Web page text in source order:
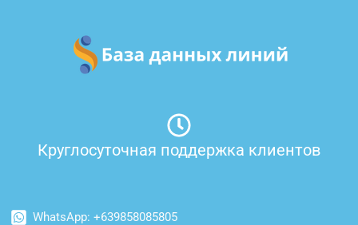
содержимому
Круглосуточная поддержка клиентов
WhatsApp: +639858085805